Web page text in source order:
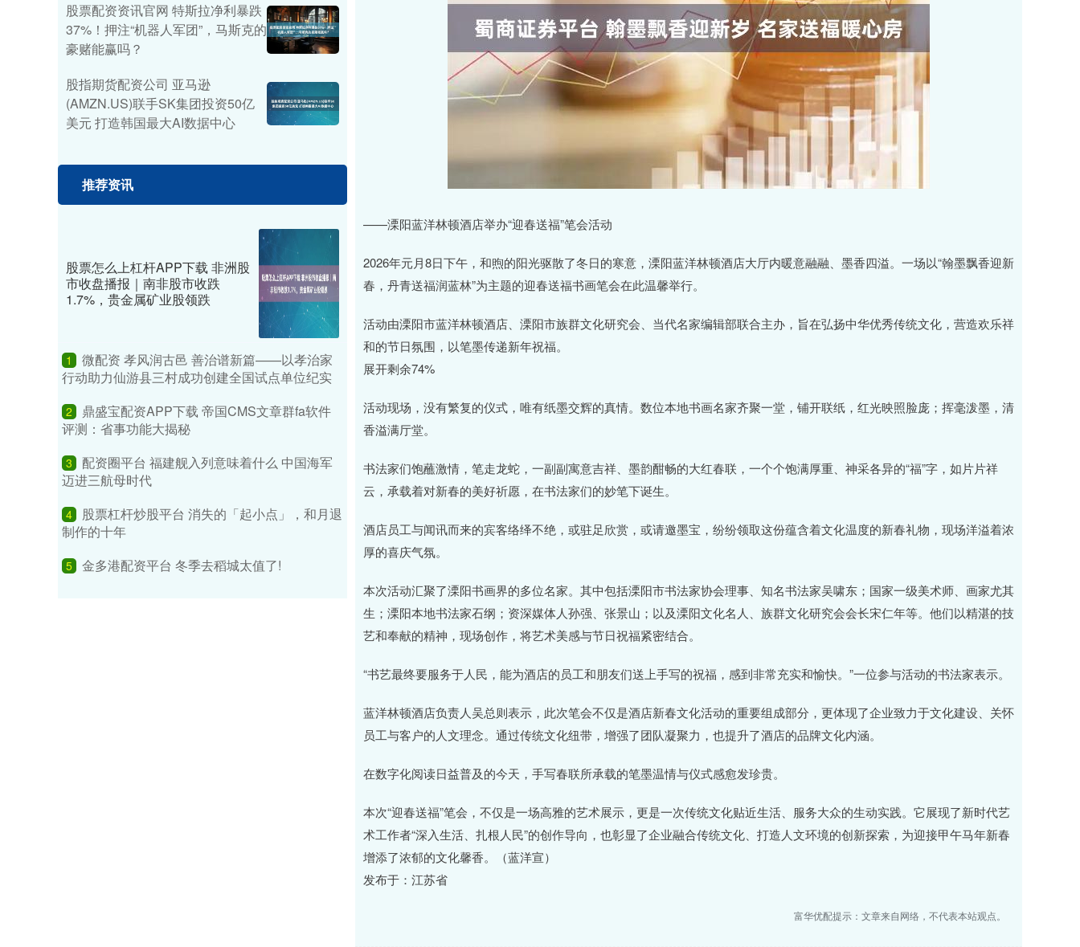
——溧阳蓝洋林顿酒店举办“迎春送福”笔会活动
2026年元月8日下午，和煦的阳光驱散了冬日的寒意，溧阳蓝洋林顿酒店大厅内暖意融融、墨香四溢。一场以“翰墨飘香迎新
春，丹青送福润蓝林”为主题的迎春送福书画笔会在此温馨举行。
活动由溧阳市蓝洋林顿酒店、溧阳市族群文化研究会、当代名家编辑部联合主办，旨在弘扬中华优秀传统文化，营造欢乐祥
和的节日氛围，以笔墨传递新年祝福。
展开剩余74%
活动现场，没有繁复的仪式，唯有纸墨交辉的真情。数位本地书画名家齐聚一堂，铺开联纸，红光映照脸庞；挥毫泼墨，清
香溢满厅堂。
书法家们饱蘸激情，笔走龙蛇，一副副寓意吉祥、墨韵酣畅的大红春联，一个个饱满厚重、神采各异的“福”字，如片片祥
云，承载着对新春的美好祈愿，在书法家们的妙笔下诞生。
酒店员工与闻讯而来的宾客络绎不绝，或驻足欣赏，或请邀墨宝，纷纷领取这份蕴含着文化温度的新春礼物，现场洋溢着浓
厚的喜庆气氛。
本次活动汇聚了溧阳书画界的多位名家。其中包括溧阳市书法家协会理事、知名书法家吴啸东；国家一级美术师、画家尤其
生；溧阳本地书法家石纲；资深媒体人孙强、张景山；以及溧阳文化名人、族群文化研究会会长宋仁年等。他们以精湛的技
艺和奉献的精神，现场创作，将艺术美感与节日祝福紧密结合。
“书艺最终要服务于人民，能为酒店的员工和朋友们送上手写的祝福，感到非常充实和愉快。”一位参与活动的书法家表示。
蓝洋林顿酒店负责人吴总则表示，此次笔会不仅是酒店新春文化活动的重要组成部分，更体现了企业致力于文化建设、关怀
员工与客户的人文理念。通过传统文化纽带，增强了团队凝聚力，也提升了酒店的品牌文化内涵。
在数字化阅读日益普及的今天，手写春联所承载的笔墨温情与仪式感愈发珍贵。
本次“迎春送福”笔会，不仅是一场高雅的艺术展示，更是一次传统文化贴近生活、服务大众的生动实践。它展现了新时代艺
术工作者“深入生活、扎根人民”的创作导向，也彰显了企业融合传统文化、打造人文环境的创新探索，为迎接甲午马年新春
增添了浓郁的文化馨香。（蓝洋宣）
发布于：江苏省
富华优配提示：文章来自网络，不代表本站观点。
股票配资资讯官网 特斯拉净利暴跌
37%！押注“机器人军团”，马斯克的
豪赌能赢吗？
股指期货配资公司 亚马逊
(AMZN.US)联手SK集团投资50亿
美元 打造韩国最大AI数据中心
推荐资讯
股票怎么上杠杆APP下载 非洲股
市收盘播报｜南非股市收跌
1.7%，贵金属矿业股领跌
1
微配资 孝风润古邑 善治谱新篇——以孝治家
行动助力仙游县三村成功创建全国试点单位纪实
2
鼎盛宝配资APP下载 帝国CMS文章群fa软件
评测：省事功能大揭秘
3
配资圈平台 福建舰入列意味着什么 中国海军
迈进三航母时代
4
股票杠杆炒股平台 消失的「起小点」，和月退
制作的十年
5 金多港配资平台 冬季去稻城太值了!